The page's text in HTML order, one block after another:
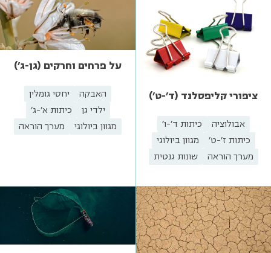
ציפורי קליפסלנד (ד'-ט')
אבולוציה
כיתות ד'-ו'
כיתות ז'-ט'
מגוון ביולוגי
מערך הוראה
שונות גנטית
על פרחים וחרקים (גן-ג')
האבקה
יחסי גומלין
ילדי גן
כיתות א'-ג'
מגוון ביולוגי
מערך הוראה